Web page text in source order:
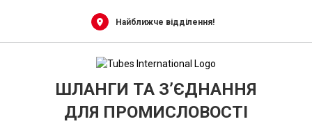
Найближче відділення!
ШЛАНГИ ТА З’ЄДНАННЯ
ДЛЯ ПРОМИСЛОВОСТІ